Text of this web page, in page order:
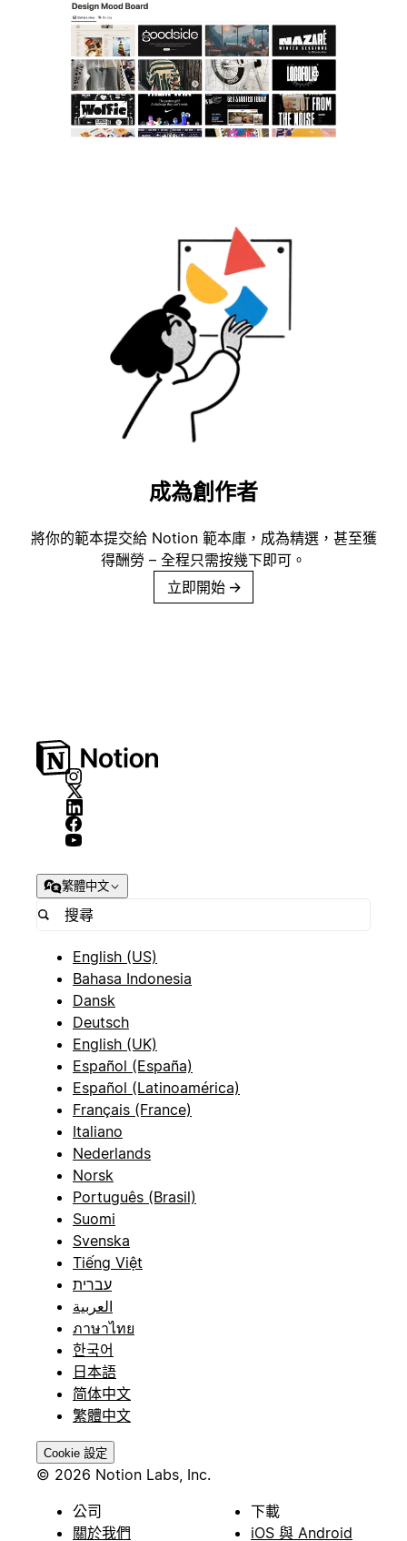
成為創作者
將你的範本提交給 Notion 範本庫，成為精選，甚至獲
得酬勞 – 全程只需按幾下即可。
立即開始 →
繁體中文
English (US)
Bahasa Indonesia
Dansk
Deutsch
English (UK)
Español (España)
Español (Latinoamérica)
Français (France)
Italiano
Nederlands
Norsk
Português (Brasil)
Suomi
Svenska
Tiếng Việt
עברית
العربية
ภาษาไทย
한국어
日本語
简体中文
繁體中文
Cookie 設定
© 2026 Notion Labs, Inc.
公司
關於我們
下載
iOS 與 Android